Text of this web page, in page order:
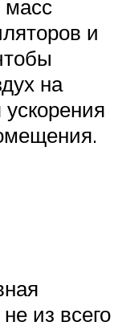
масс
и
на
из всего